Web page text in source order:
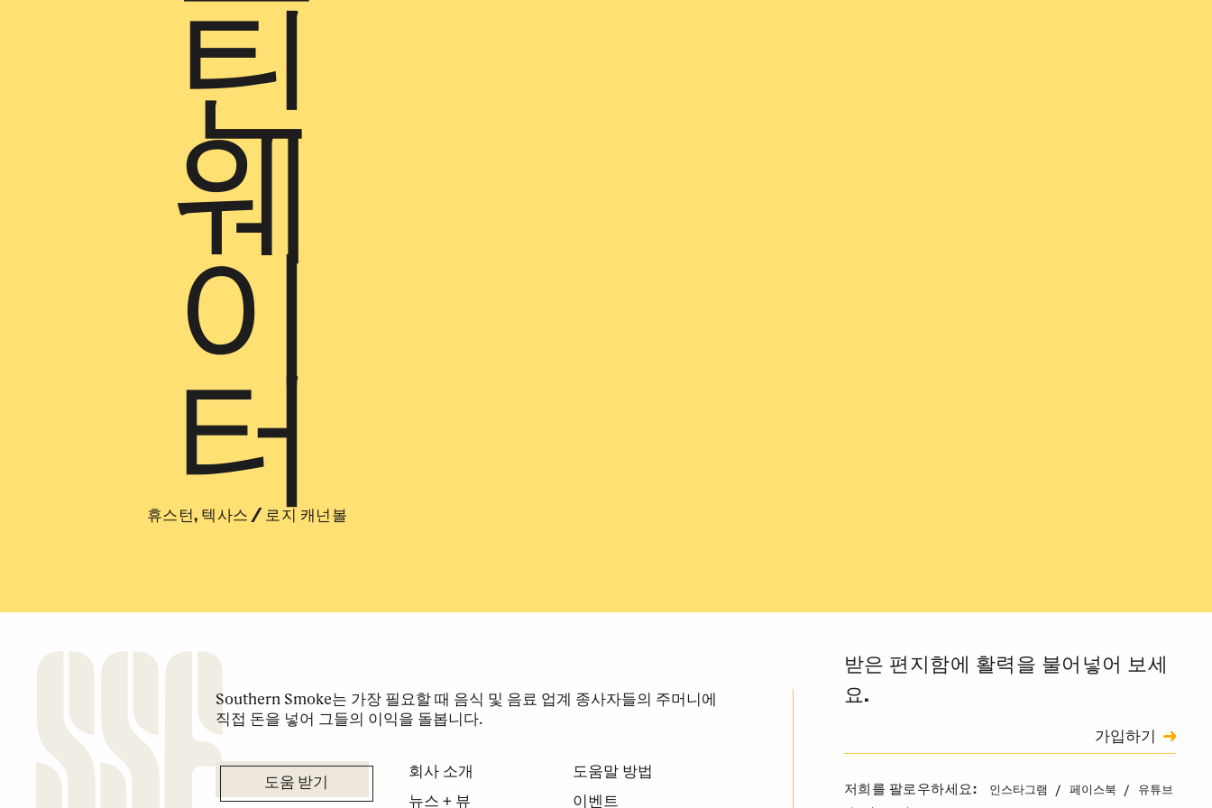
틴
웨
이
터
휴스턴, 텍사스 / 로지 캐넌볼
Southern Smoke는 가장 필요할 때 음식 및 음료 업계 종사자들의 주머니에
직접 돈을 넣어 그들의 이익을 돌봅니다.
도움 받기
회사 소개
뉴스 + 뷰
도움말 방법
이벤트
받은 편지함에 활력을 불어넣어 보세
요.
캡차
가입하기
저희를 팔로우하세요: 인스타그램 페이스북
유튜브